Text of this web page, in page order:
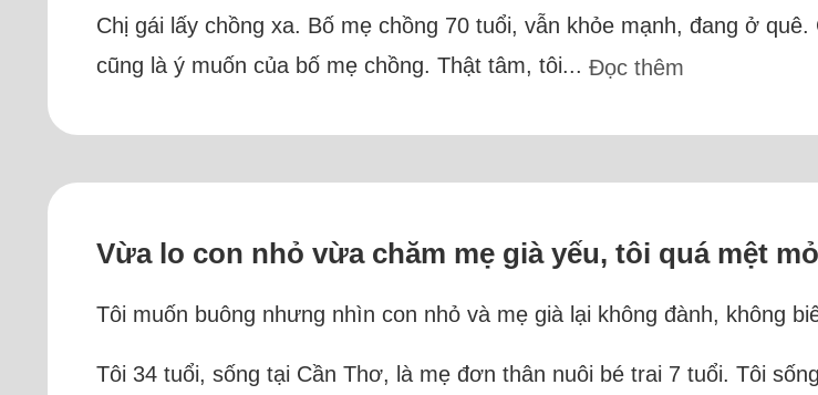
Chị gái lấy chồng xa. Bố mẹ chồng 70 tuổi, vẫn khỏe mạnh, đang ở
cũng là ý muốn của bố mẹ chồng. Thật tâm, tôi... Đọc thêm
Vừa lo con nhỏ vừa chăm mẹ già yếu, tôi quá mệt
Tôi muốn buông nhưng nhìn con nhỏ và mẹ già lại không đành, không
Tôi 34 tuổi, sống tại Cần Thơ, là mẹ đơn thân nuôi bé trai 7 tuổi. Tôi